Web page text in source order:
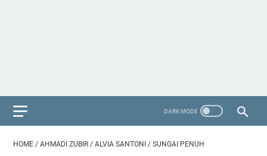
HOME / AHMADI ZUBIR / ALVIA SANTONI / SUNGAI PENUH